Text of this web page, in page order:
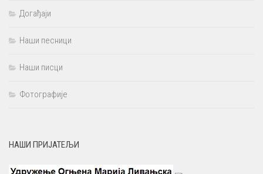
Догађаји
Наши песници
Наши писци
Фотографије
НАШИ ПРИЈАТЕЉИ